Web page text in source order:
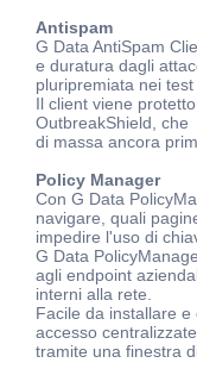
Antispam
G Data AntiSpam
e duratura dagli
pluripremiata nei test
Il client viene
OutbreakShield, che
di massa ancora
Policy Manager
Con G Data
navigare, quali
impedire l'uso di
G Data
agli endpoint
interni alla rete.
Facile da installare
accesso
tramite una finestra